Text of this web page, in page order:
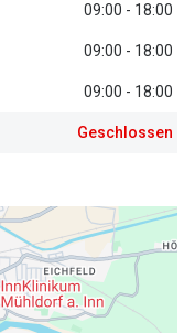
Ratgeber
UV-
Alle
Angebote
09:00 - 18:00
09:00 - 18:00
09:00 - 18:00
Geschlossen